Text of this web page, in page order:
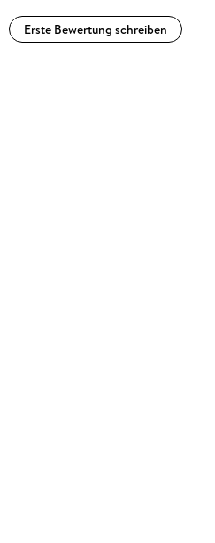
Erste Bewertung schreiben